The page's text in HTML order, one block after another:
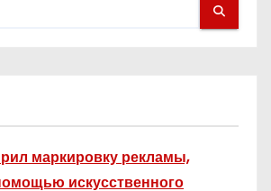
маркировку рекламы,
искусственного